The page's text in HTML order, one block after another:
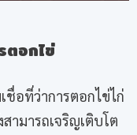
ตอกไข่
ชื่อที่ว่าการตอกไข่ไก่
ามารถเจริญเติบโต